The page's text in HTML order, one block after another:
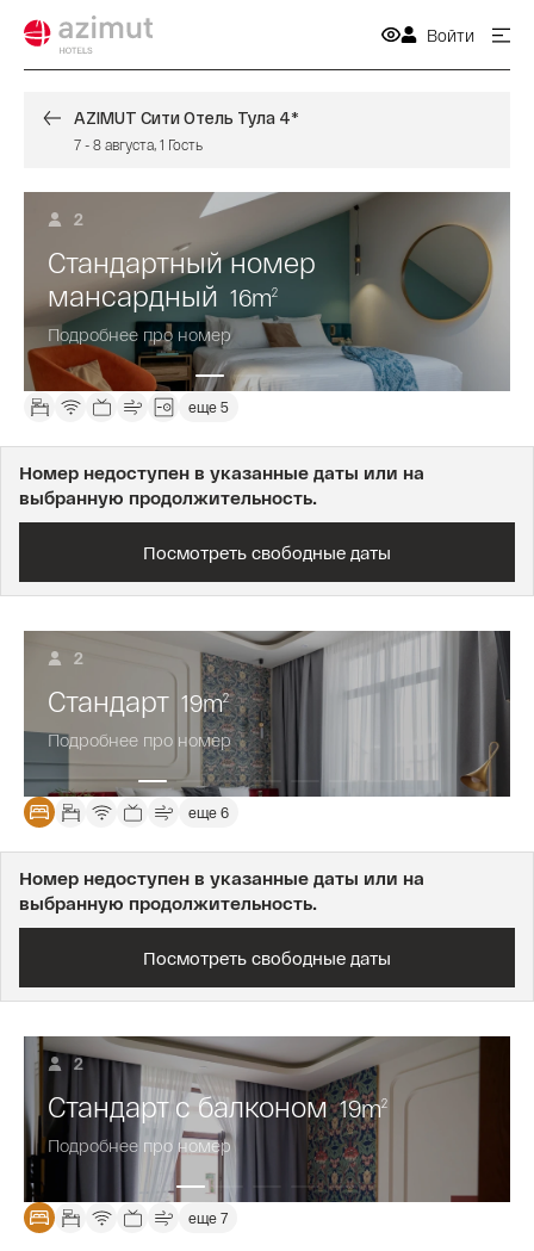
Войти
AZIMUT Сити Отель Тула 4*
7 - 8 августа, 1 Гость
2
Стандартный номер
мансардный 16m2
Подробнее про номер
еще 5
Номер недоступен в указанные даты или на
выбранную продолжительность.
Посмотреть свободные даты
2
Стандарт 19m2
Подробнее про номер
еще 6
Номер недоступен в указанные даты или на
выбранную продолжительность.
Посмотреть свободные даты
2
Стандарт с балконом 19m2
Подробнее про номер
еще 7